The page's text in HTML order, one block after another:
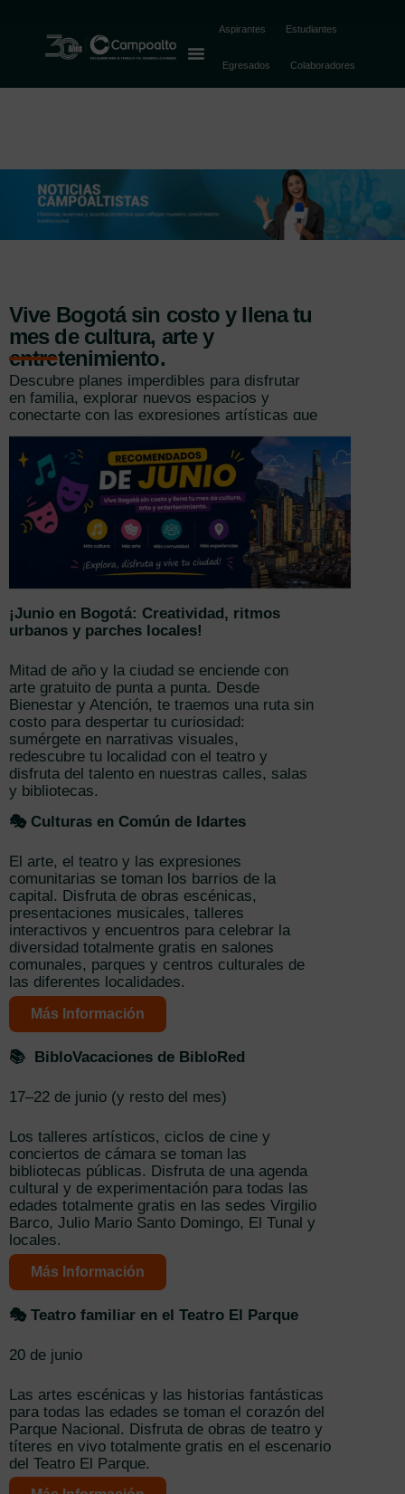
Aspirantes Estudiantes
Egresados Colaboradores
Vive Bogotá sin costo y llena tu
mes de cultura, arte y
entretenimiento.
Descubre planes imperdibles para disfrutar
en familia, explorar nuevos espacios y
conectarte con las expresiones artísticas que
¡Junio en Bogotá: Creatividad, ritmos
urbanos y parches locales!
Mitad de año y la ciudad se enciende con
arte gratuito de punta a punta. Desde
Bienestar y Atención, te traemos una ruta sin
costo para despertar tu curiosidad:
sumérgete en narrativas visuales,
redescubre tu localidad con el teatro y
disfruta del talento en nuestras calles, salas
y bibliotecas.
🎭 Culturas en Común de Idartes
El arte, el teatro y las expresiones
comunitarias se toman los barrios de la
capital. Disfruta de obras escénicas,
presentaciones musicales, talleres
interactivos y encuentros para celebrar la
diversidad totalmente gratis en salones
comunales, parques y centros culturales de
las diferentes localidades.
Más Información
📚 BibloVacaciones de BibloRed
17–22 de junio (y resto del mes)
Los talleres artísticos, ciclos de cine y
conciertos de cámara se toman las
bibliotecas públicas. Disfruta de una agenda
cultural y de experimentación para todas las
edades totalmente gratis en las sedes Virgilio
Barco, Julio Mario Santo Domingo, El Tunal y
locales.
Más Información
🎭 Teatro familiar en el Teatro El Parque
20 de junio
Las artes escénicas y las historias fantásticas
para todas las edades se toman el corazón del
Parque Nacional. Disfruta de obras de teatro y
títeres en vivo totalmente gratis en el escenario
del Teatro El Parque.